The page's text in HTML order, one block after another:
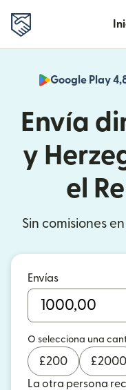
Google Play
Envía
y
el
Sin comisiones
Envías
O selecciona una
£200 £2000
La otra persona